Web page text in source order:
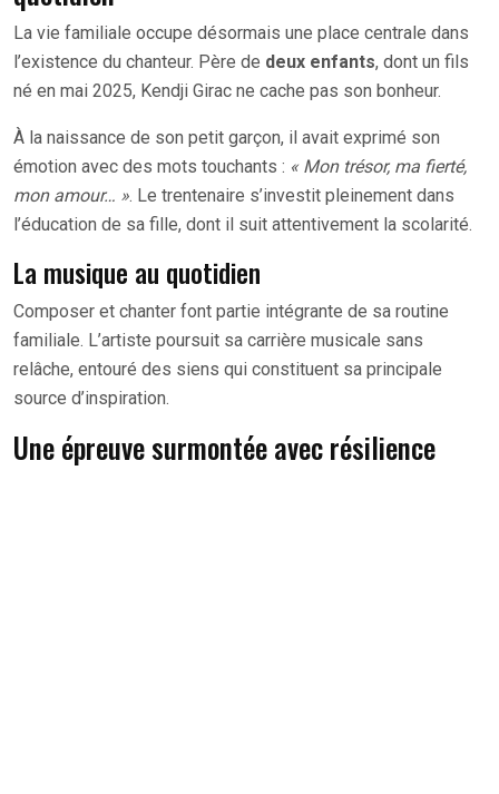
La vie familiale occupe désormais une place centrale dans
l’existence du chanteur. Père de deux enfants, dont un fils
né en mai 2025, Kendji Girac ne cache pas son bonheur.
À la naissance de son petit garçon, il avait exprimé son
émotion avec des mots touchants : « Mon trésor, ma fierté,
mon amour… ». Le trentenaire s’investit pleinement dans
l’éducation de sa fille, dont il suit attentivement la scolarité.
La musique au quotidien
Composer et chanter font partie intégrante de sa routine
familiale. L’artiste poursuit sa carrière musicale sans
relâche, entouré des siens qui constituent sa principale
source d’inspiration.
Une épreuve surmontée avec résilience